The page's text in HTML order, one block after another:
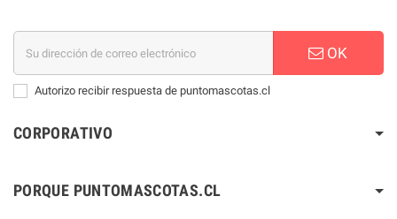
OK
Autorizo recibir respuesta de puntomascotas.cl
CORPORATIVO
PORQUE PUNTOMASCOTAS.CL